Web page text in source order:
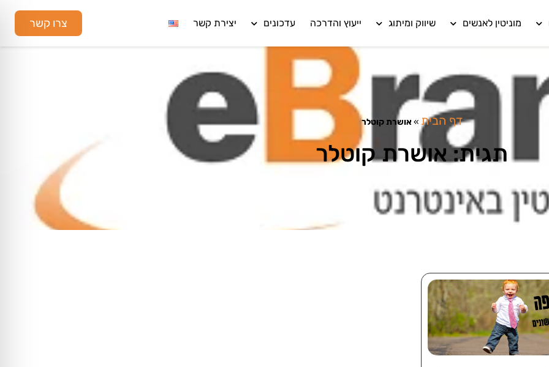
מוניטין לאנשים שיווק ומיתוג ייעוץ והדרכה עדכונים יצירת קשר צרו קשר
דף הבית »אושרת קוטלר
תגית: אושרת קוטלר